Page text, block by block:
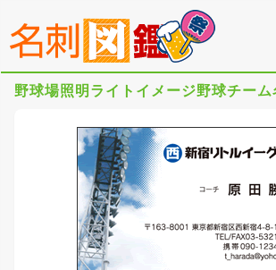
野球場照明ライトイメージ野球チーム